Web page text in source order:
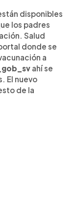
disponibles
los padres
Salud
donde se
a
ahí se
El nuevo
de la